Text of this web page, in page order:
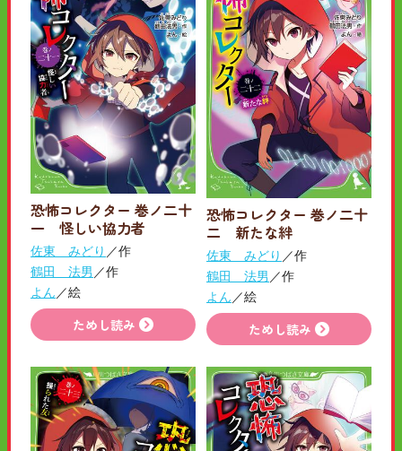
恐怖コレクター 巻ノ二十
一 怪しい協力者
佐東 みどり ／作
鶴田 法男 ／作
よん ／絵
ためし読み
恐怖コレクター 巻ノ二十
二 新たな絆
佐東 みどり ／作
鶴田 法男 ／作
よん ／絵
ためし読み